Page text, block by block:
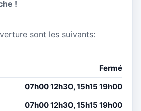
!
sont les suivants:
Fermé
07h00 12h30, 15h15 19h00
07h00 12h30, 15h15 19h00